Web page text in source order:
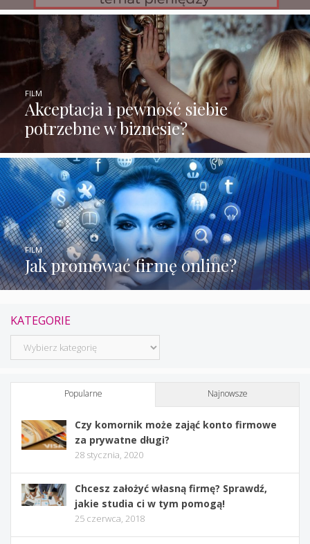
Akceptacja i pewność siebie
potrzebne w biznesie?
FILM
Jak promować firmę online?
FILM
KATEGORIE
Kategorie
Popularne Najnowsze
Czy komornik może zająć konto firmowe
za prywatne długi?
28 stycznia, 2020
Chcesz założyć własną firmę? Sprawdź,
jakie studia ci w tym pomogą!
25 czerwca, 2018